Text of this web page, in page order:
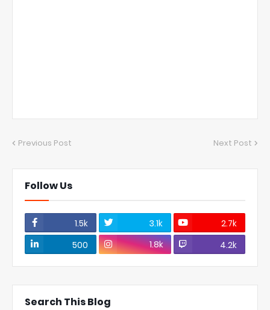
Previous Post Next Post
Follow Us
1.5k 3.1k
2.7k
500
1.8k 4.2k
Search This Blog